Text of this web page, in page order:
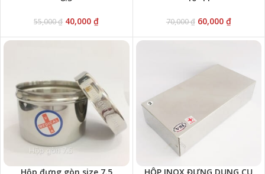
55,000₫ 40,000₫ 70,000₫ 60,000 ₫
Hộp đựng gòn size 7.5
HỘP INOX ĐỰNG DỤNG CỤ